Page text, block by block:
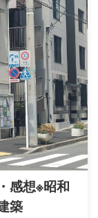
感想※昭和
築